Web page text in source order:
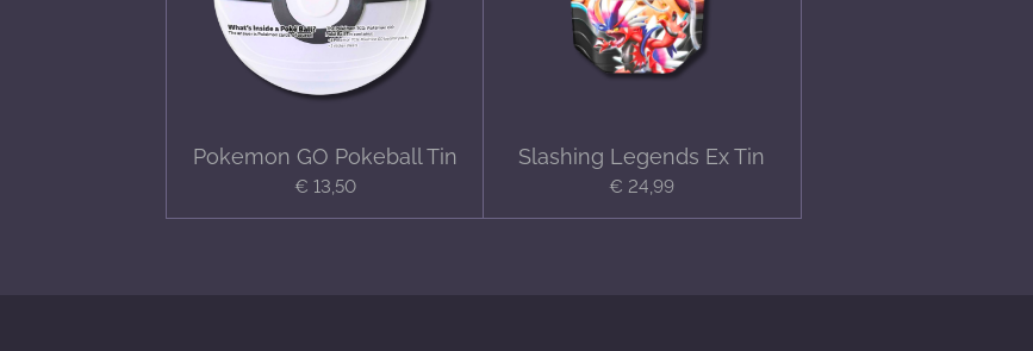
Pokemon GO Pokeball Tin
€ 13,50
Slashing Legends Ex Tin
€ 24,99